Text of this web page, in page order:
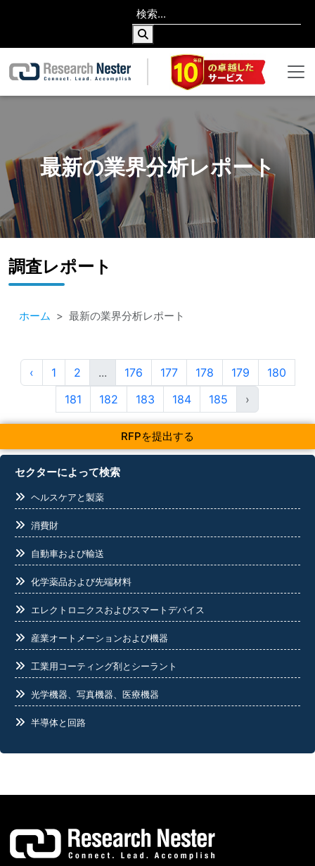
最新の業界分析レポート
調査レポート
ホーム 最新の業界分析レポート
‹ 1 2 ... 176 177 178 179
180
181
182 183 184 185 ›
RFPを提出する
セクターによって検索
ヘルスケアと製薬
消費財
自動車および輸送
化学薬品および先端材料
エレクトロニクスおよびスマートデバイス
産業オートメーションおよび機器
工業用コーティング剤とシーラント
光学機器、写真機器、医療機器
半導体と回路